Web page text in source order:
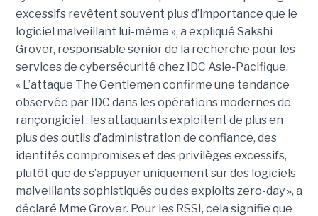
excessifs revêtent souvent plus d’importance que le
logiciel malveillant lui-même », a expliqué Sakshi
Grover, responsable senior de la recherche pour les
services de cybersécurité chez IDC Asie-Pacifique.
« L’attaque The Gentlemen confirme une tendance
observée par IDC dans les opérations modernes de
rançongiciel : les attaquants exploitent de plus en
plus des outils d’administration de confiance, des
identités compromises et des privilèges excessifs,
plutôt que de s’appuyer uniquement sur des logiciels
malveillants sophistiqués ou des exploits zero-day », a
déclaré Mme Grover. Pour les RSSI, cela signifie que